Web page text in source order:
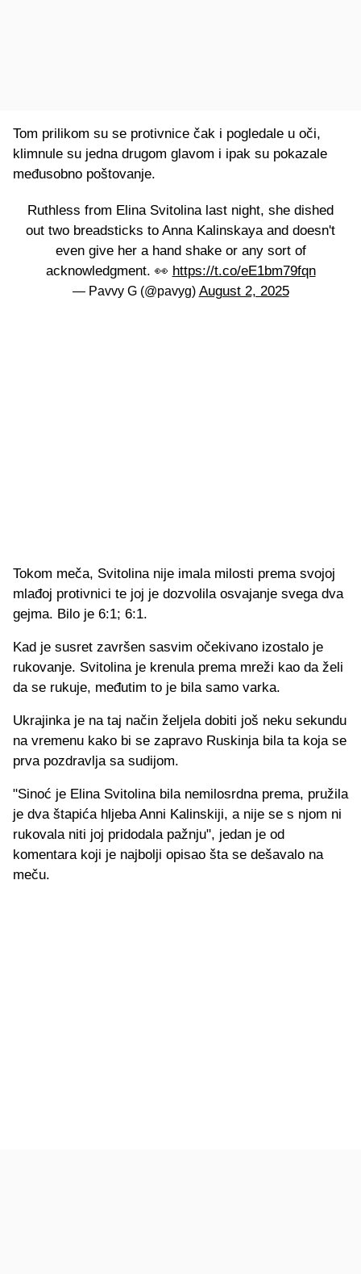
Tom prilikom su se protivnice čak i pogledale u oči,
klimnule su jedna drugom glavom i ipak su pokazale
međusobno poštovanje.
Ruthless from Elina Svitolina last night, she dished
out two breadsticks to Anna Kalinskaya and doesn't
even give her a hand shake or any sort of
acknowledgment. 👀 https://t.co/eE1bm79fqn
— Pavvy G (@pavyg) August 2, 2025
Tokom meča, Svitolina nije imala milosti prema svojoj
mlađoj protivnici te joj je dozvolila osvajanje svega dva
gejma. Bilo je 6:1; 6:1.
Kad je susret završen sasvim očekivano izostalo je
rukovanje. Svitolina je krenula prema mreži kao da želi
da se rukuje, međutim to je bila samo varka.
Ukrajinka je na taj način željela dobiti još neku sekundu
na vremenu kako bi se zapravo Ruskinja bila ta koja se
prva pozdravlja sa sudijom.
"Sinoć je Elina Svitolina bila nemilosrdna prema, pružila
je dva štapića hljeba Anni Kalinskiji, a nije se s njom ni
rukovala niti joj pridodala pažnju", jedan je od
komentara koji je najbolji opisao šta se dešavalo na
meču.